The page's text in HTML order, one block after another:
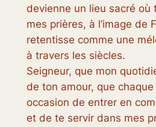
devienne un lieu sacré où
mes prières, à l’image de
retentisse comme une
à travers les siècles.
Seigneur, que mon
de ton amour, que
occasion de entrer en
et de te servir dans mes